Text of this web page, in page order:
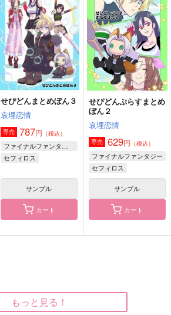
どこにでもいるひと
850円 （税込）
空閑遊真×三雲修
サンプル
作品詳細
ふくま書店
787円（税込）
空閑遊真×三雲修
サンプル
作品詳細
ALEA JACTA EST
サンプル
夜明けを越えて
せぴどんまとめぼん３
哀埋恋情
専売 787円 （税込）
ファイナルファンタジー
セフィロス
サンプル
カート
せぴどんぷらすまとめ
ぼん２
哀埋恋情
専売 629円 （税込）
ファイナルファンタジー
セフィロス
クラウド・ストライフ
サンプル
カート
もっと見る！